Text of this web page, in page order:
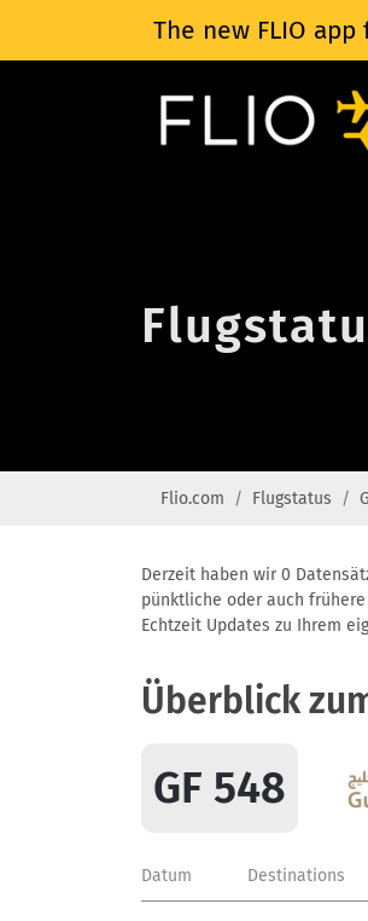
The new FLIO
Flio.com Flugstatus
Derzeit haben wir 0
pünktliche oder auch
Echtzeit Updates zu Ihrem
Überblick
GF 548
Datum Destinations